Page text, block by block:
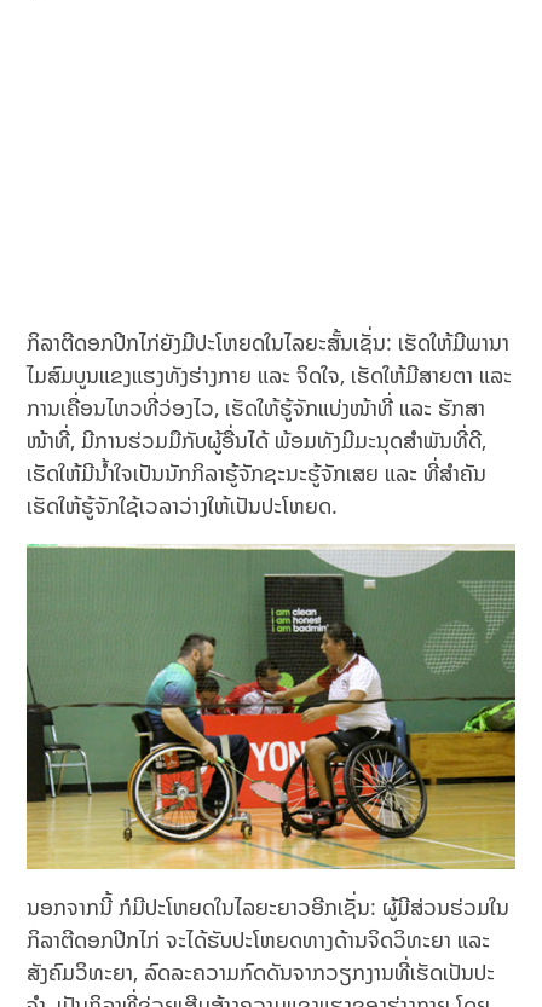
ກິລາຕີດອກປີກໄກ່ຍັງມີປະໂຫຍດໃນໄລຍະສັ້ນເຊັ່ນ: ເຮັດໃຫ້ມີພານາ
ໄມສົມບູນແຂງແຮງທັງຮ່າງກາຍ ແລະ ຈິດໃຈ, ເຮັດໃຫ້ມີສາຍຕາ ແລະ
ການເຄື່ອນໄຫວທີ່ວ່ອງໄວ, ເຮັດໃຫ້ຮູ້ຈັກແບ່ງໜ້າທີ່ ແລະ ຮັກສາ
ໜ້າທີ່, ມີການຮ່ວມມືກັບຜູ້ອື່ນໄດ້ ພ້ອມທັງມີມະນຸດສໍາພັນທີ່ດີ,
ເຮັດໃຫ້ມີນໍ້າໃຈເປັນນັກກິລາຮູ້ຈັກຊະນະຮູ້ຈັກເສຍ ແລະ ທີ່ສໍາຄັນ
ເຮັດໃຫ້ຮູ້ຈັກໃຊ້ເວລາວ່າງໃຫ້ເປັນປະໂຫຍດ.
ນອກຈາກນີ້ ກໍມີປະໂຫຍດໃນໄລຍະຍາວອີກເຊັ່ນ: ຜູ້ມີສ່ວນຮ່ວມໃນ
ກິລາຕີດອກປີກໄກ່ ຈະໄດ້ຮັບປະໂຫຍດທາງດ້ານຈິດວິທະຍາ ແລະ
ສັງຄົມວິທະຍາ, ລົດລະຄວາມກົດດັນຈາກວຽກງານທີ່ເຮັດເປັນປະ